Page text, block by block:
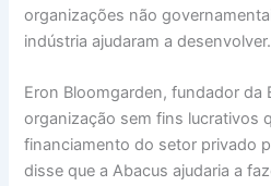
organizações não
indústria ajudaram a desenvolver.
Eron Bloomgarden, fundador da
organização sem fins lucrativos
financiamento do setor privado
disse que a Abacus ajudaria a